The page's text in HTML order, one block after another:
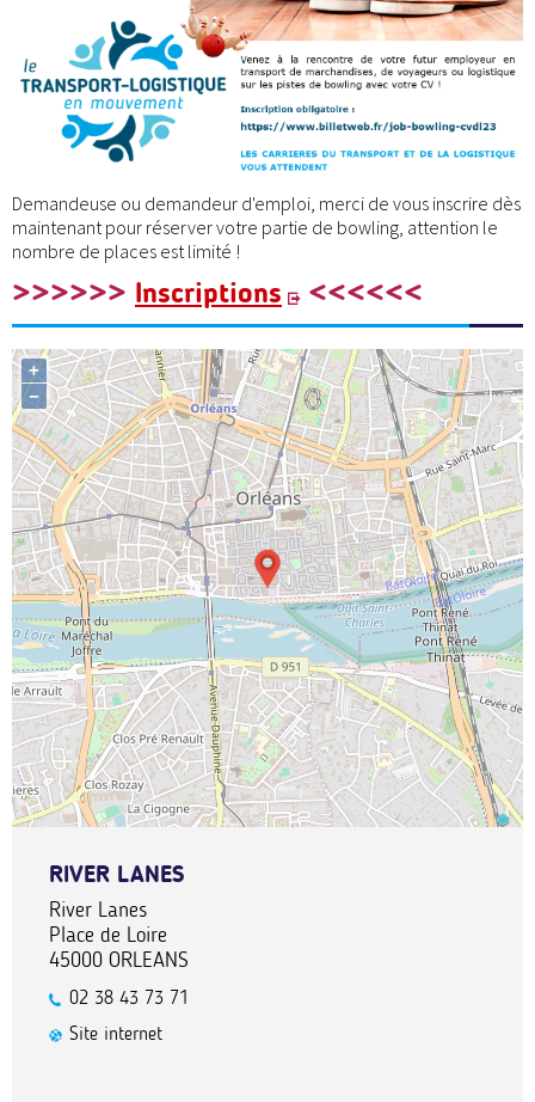
Demandeuse ou demandeur d'emploi, merci de vous inscrire dès
maintenant pour réserver votre partie de bowling, attention le
nombre de places est limité !
>>>>>> Inscriptions <<<<<<
+
−
RIVER LANES
River Lanes
Place de Loire
45000 ORLEANS
02 38 43 73 71
Site internet